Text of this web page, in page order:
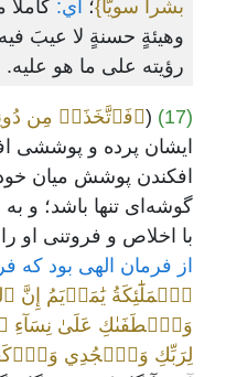
بشراً سويًّا}؛ أي:
وهيئةٍ حسنةٍ لا عيبَ
رؤيته على ما هو عليه.
(17)
(﴿فَٱتَّخَذَتۡ مِن
ایشان پرده و پوششی
افکندن پوشش میان خود
گوشه‌ای تنها باشد؛ و
با اخلاص و فروتنی او
از فرمان الهی بود که
ٱلۡمَلَٰٓئِكَةُ يَٰمَرۡيَمُ إِنَّ
وَٱصۡطَفَىٰكِ عَلَىٰ نِسَآءِ
لِرَبِّكِ وَٱسۡجُدِي